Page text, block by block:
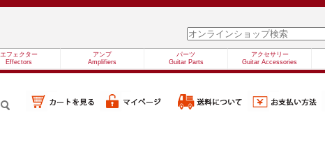
エフェクター
Effectors
アンプ
Amplifiers
パーツ
Guitar Parts
アクセサリー
Guitar Accessories